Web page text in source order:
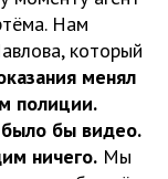
Нам
который
менял
полиции.
бы видео.
ничего. Мы